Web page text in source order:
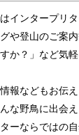
インタープリ
や登山のご案内
か？」など気
報などもお伝
な野鳥に出会
ーならではの